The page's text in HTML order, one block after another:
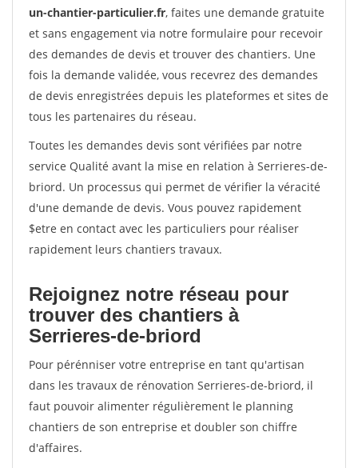
un-chantier-particulier.fr, faites une demande gratuite
et sans engagement via notre formulaire pour recevoir
des demandes de devis et trouver des chantiers. Une
fois la demande validée, vous recevrez des demandes
de devis enregistrées depuis les plateformes et sites de
tous les partenaires du réseau.
Toutes les demandes devis sont vérifiées par notre
service Qualité avant la mise en relation à Serrieres-de-
briord. Un processus qui permet de vérifier la véracité
d'une demande de devis. Vous pouvez rapidement
$etre en contact avec les particuliers pour réaliser
rapidement leurs chantiers travaux.
Rejoignez notre réseau pour
trouver des chantiers à
Serrieres-de-briord
Pour pérénniser votre entreprise en tant qu'artisan
dans les travaux de rénovation Serrieres-de-briord, il
faut pouvoir alimenter régulièrement le planning
chantiers de son entreprise et doubler son chiffre
d'affaires.